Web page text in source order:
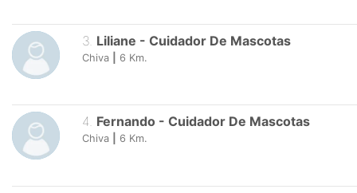
3. Liliane - Cuidador De Mascotas
Chiva 6 Km.
4. Fernando - Cuidador De Mascotas
Chiva 6 Km.